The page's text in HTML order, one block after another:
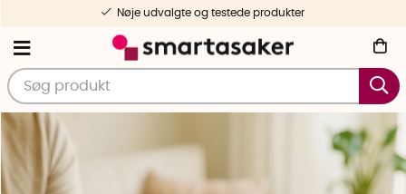
Gratis forsendelse fra 499 DKK